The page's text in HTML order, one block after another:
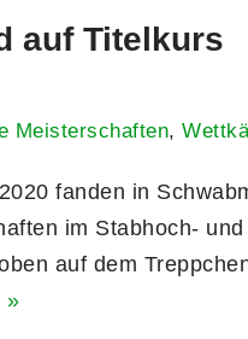
auf Titelkurs
Meisterschaften,
fanden in
im Stabhoch-
auf dem
»